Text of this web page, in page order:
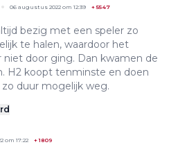
06 augustus 2022 om 12:39 + 5547
bezig met een speler zo
te halen, waardoor het
niet door ging. Dan kwamen de
H2 koopt tenminste en doen
duur mogelijk weg.
om 17:22 +1809